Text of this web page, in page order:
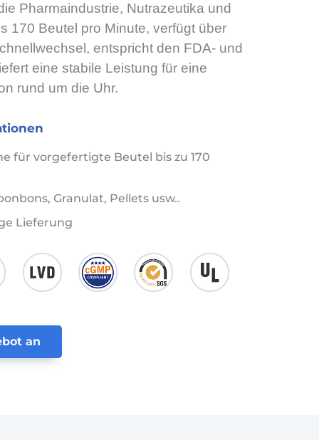
Pharmaindustrie, Nutrazeutika und
170 Beutel pro Minute, verfügt über
entspricht den FDA- und
eine stabile Leistung für eine
rund um die Uhr.
für vorgefertigte Beutel bis zu 170
Granulat, Pellets usw..
Lieferung
an